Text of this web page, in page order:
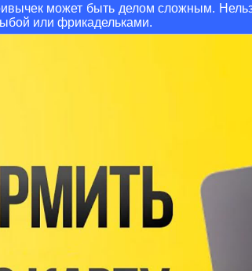
может быть делом сложным.
или фрикадельками.